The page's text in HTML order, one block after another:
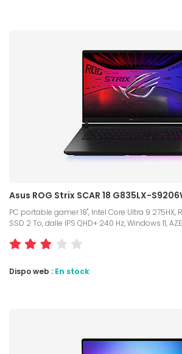
Asus ROG Strix SCAR 18 G835LX-
PC portable gamer 18", Intel Core Ultra 9 275HX,
SSD 2 To, dalle IPS QHD+ 240 Hz, Windows 11,
Dispo web : En stock